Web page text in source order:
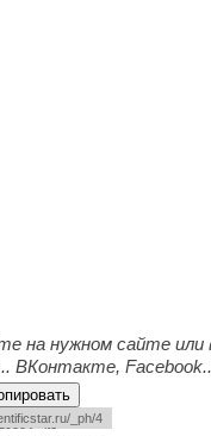
на нужном сайте или
ВКонтакте,